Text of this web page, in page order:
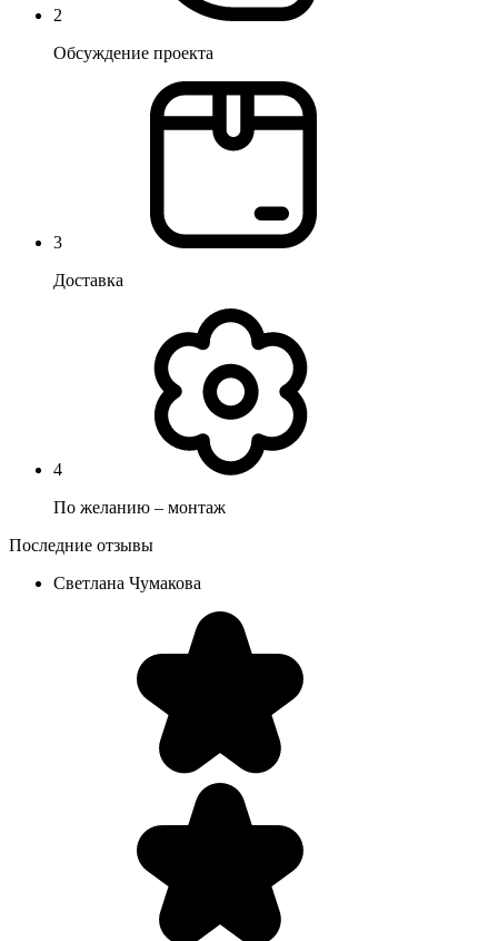
2
Обсуждение проекта
3
Доставка
4
По желанию – монтаж
Последние отзывы
Светлана Чумакова